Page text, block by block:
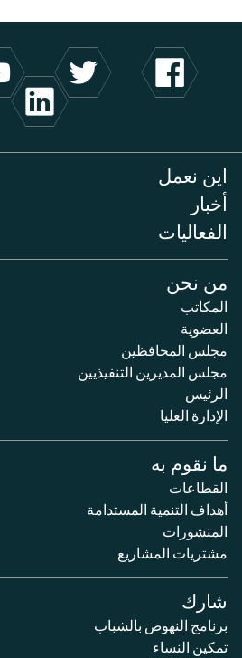
اين نعمل
أخبار
الفعاليات
من نحن
المكاتب
العضوية
مجلس المحافظين
مجلس المديرين التنفيذيين
الرئيس
الإدارة العليا
ما نقوم به
القطاعات
أهداف التنمية المستدامة
المنشورات
مشتريات المشاريع
شارك
برنامج النهوض بالشباب
تمكين النساء